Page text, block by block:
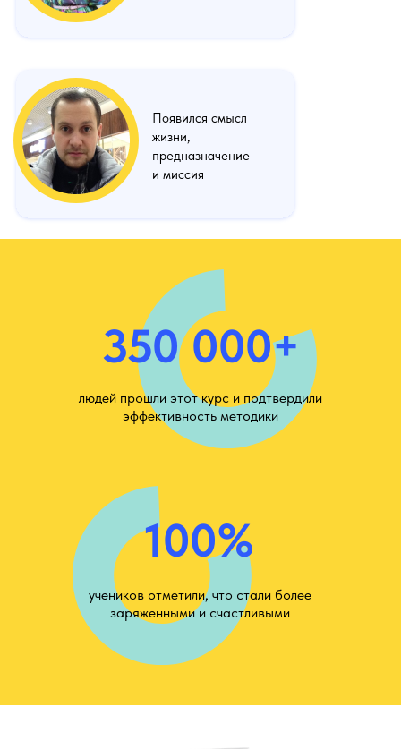
Появился смысл
жизни,
предназначение
и миссия
350 000+
100%
людей прошли этот курс и подтвердили
эффективность методики
учеников отметили, что стали более
заряженными и счастливыми